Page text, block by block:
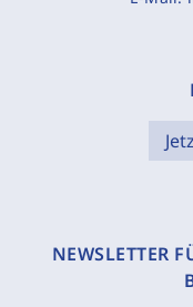
NEWSLETTER